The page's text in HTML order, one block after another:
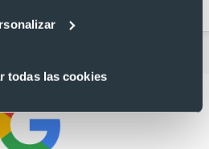
todas las cookies